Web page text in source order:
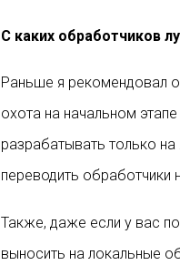
С каких обработчиков
Раньше я рекомендовал
охота на начальном
разрабатывать только
переводить обработчики
Также, даже если у вас
выносить на локальные